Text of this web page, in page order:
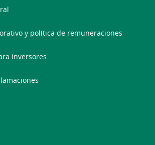
y política de remuneraciones
inversores